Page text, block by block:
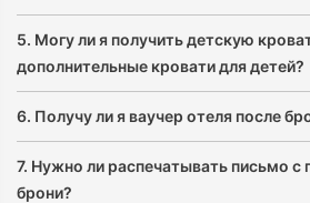
5. Могу ли я получить детскую
дополнительные кровати для детей?
6. Получу ли я ваучер отеля после
7. Нужно ли распечатывать письмо
брони?